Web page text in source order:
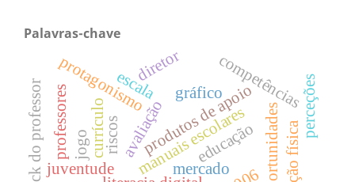
Palavras-chave
produtos de apoio
avaliação
currículo manuais escolares
competências
juventude
riscos oportunidades
jogo
protagonismo
escala gráfico
mercado
educação
perceções
professores
diretor